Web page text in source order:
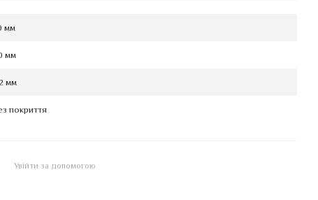
мм
мм
мм
покриття
Увійти за допомогою